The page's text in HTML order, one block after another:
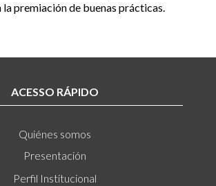
la premiación de buenas prácticas.
ACESSO RÁPIDO
Quiénes somos
Presentación
Perfil Institucional